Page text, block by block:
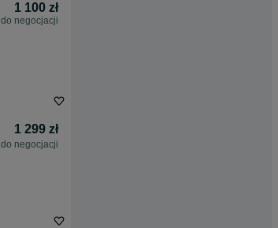
1 100 zł
do negocjacji
1 299 zł
do negocjacji